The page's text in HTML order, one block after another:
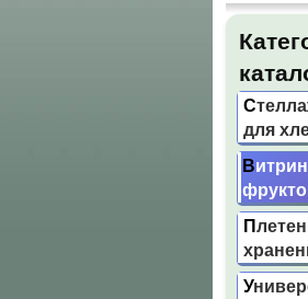
Стеллажи и витрины
для
Витрины для овощей и
Плетеные корзины для
Универсальные